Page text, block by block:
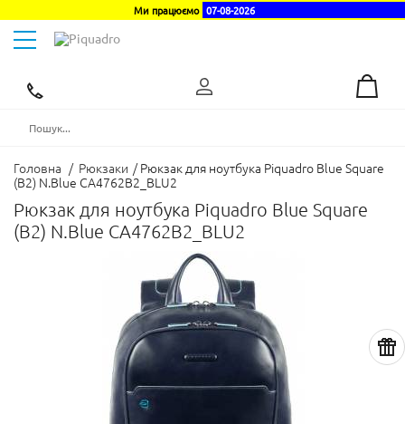
Ми працюємо 07-08-2026
Toggle
navigation
Головна / Рюкзаки / Рюкзак для ноутбука Piquadro Blue Square
(B2) N.Blue CA4762B2_BLU2
Рюкзак для ноутбука Piquadro Blue Square
(B2) N.Blue CA4762B2_BLU2